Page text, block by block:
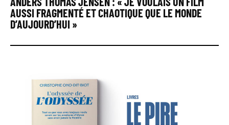
AUSSI FRAGMENTÉ ET CHAOTIQUE QUE LE MONDE
D’AUJOURD’HUI »